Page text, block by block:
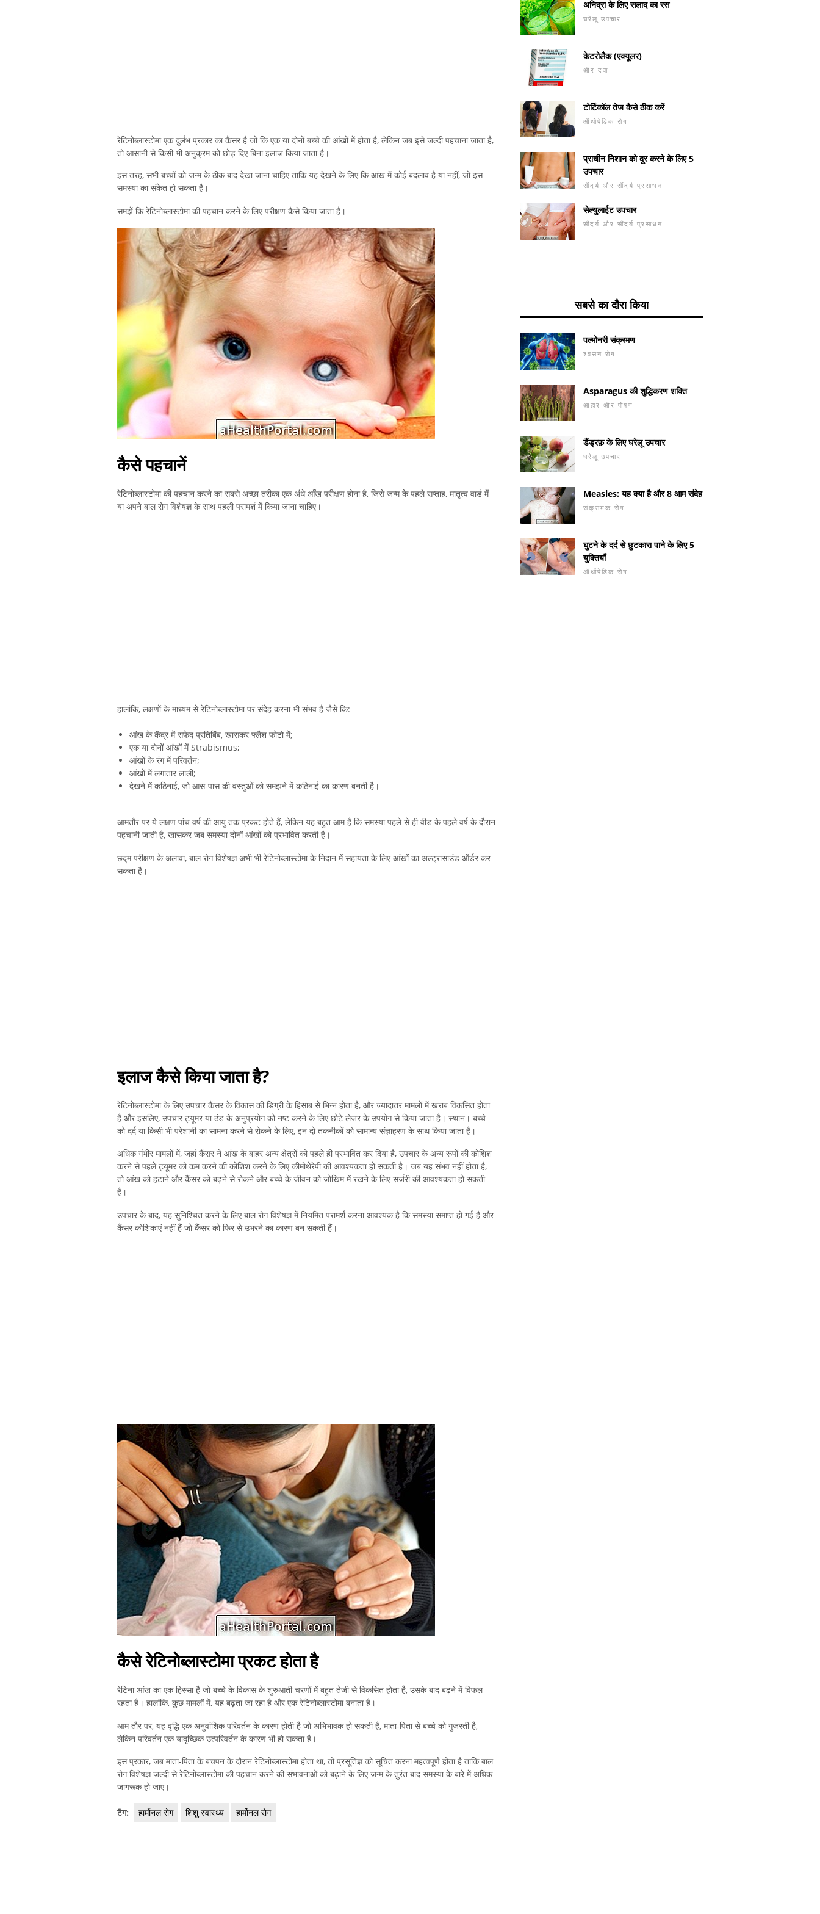
रेटिनोब्लास्टोमा एक दुर्लभ प्रकार का कैंसर है जो कि एक या दोनों बच्चे की आंखों में होता है, लेकिन जब इसे जल्दी पहचाना जाता है,
तो आसानी से किसी भी अनुक्रम को छोड़ दिए बिना इलाज किया जाता है।
इस तरह, सभी बच्चों को जन्म के ठीक बाद देखा जाना चाहिए ताकि यह देखने के लिए कि आंख में कोई बदलाव है या नहीं, जो इस
समस्या का संकेत हो सकता है।
समझें कि रेटिनोब्लास्टोमा की पहचान करने के लिए परीक्षण कैसे किया जाता है।
कैसे पहचानें
रेटिनोब्लास्टोमा की पहचान करने का सबसे अच्छा तरीका एक अंधे आँख परीक्षण होना है, जिसे जन्म के पहले सप्ताह, मातृत्व वार्ड में
या अपने बाल रोग विशेषज्ञ के साथ पहली परामर्श में किया जाना चाहिए।
हालांकि, लक्षणों के माध्यम से रेटिनोब्लास्टोमा पर संदेह करना भी संभव है जैसे कि:
आंख के केंद्र में सफेद प्रतिबिंब, खासकर फ्लैश फोटो में;
एक या दोनों आंखों में Strabismus;
आंखों के रंग में परिवर्तन;
आंखों में लगातार लाली;
देखने में कठिनाई, जो आस-पास की वस्तुओं को समझने में कठिनाई का कारण बनती है।
आमतौर पर ये लक्षण पांच वर्ष की आयु तक प्रकट होते हैं, लेकिन यह बहुत आम है कि समस्या पहले से ही वीड के पहले वर्ष के दौरान
पहचानी जाती है, खासकर जब समस्या दोनों आंखों को प्रभावित करती है।
छद्म परीक्षण के अलावा, बाल रोग विशेषज्ञ अभी भी रेटिनोब्लास्टोमा के निदान में सहायता के लिए आंखों का अल्ट्रासाउंड ऑर्डर कर
सकता है।
इलाज कैसे किया जाता है?
रेटिनोब्लास्टोमा के लिए उपचार कैंसर के विकास की डिग्री के हिसाब से भिन्न होता है, और ज्यादातर मामलों में खराब विकसित होता
है और इसलिए, उपचार ट्यूमर या ठंड के अनुप्रयोग को नष्ट करने के लिए छोटे लेजर के उपयोग से किया जाता है। स्थान। बच्चे
को दर्द या किसी भी परेशानी का सामना करने से रोकने के लिए, इन दो तकनीकों को सामान्य संज्ञाहरण के साथ किया जाता है।
अधिक गंभीर मामलों में, जहां कैंसर ने आंख के बाहर अन्य क्षेत्रों को पहले ही प्रभावित कर दिया है, उपचार के अन्य रूपों की कोशिश
करने से पहले ट्यूमर को कम करने की कोशिश करने के लिए कीमोथेरेपी की आवश्यकता हो सकती है। जब यह संभव नहीं होता है,
तो आंख को हटाने और कैंसर को बढ़ने से रोकने और बच्चे के जीवन को जोखिम में रखने के लिए सर्जरी की आवश्यकता हो सकती
है।
उपचार के बाद, यह सुनिश्चित करने के लिए बाल रोग विशेषज्ञ में नियमित परामर्श करना आवश्यक है कि समस्या समाप्त हो गई है और
कैंसर कोशिकाएं नहीं हैं जो कैंसर को फिर से उभरने का कारण बन सकती हैं।
कैसे रेटिनोब्लास्टोमा प्रकट होता है
रेटिना आंख का एक हिस्सा है जो बच्चे के विकास के शुरुआती चरणों में बहुत तेजी से विकसित होता है, उसके बाद बढ़ने में विफल
रहता है। हालांकि, कुछ मामलों में, यह बढ़ता जा रहा है और एक रेटिनोब्लास्टोमा बनाता है।
आम तौर पर, यह वृद्धि एक अनुवांशिक परिवर्तन के कारण होती है जो अभिभावक हो सकती है, माता-पिता से बच्चे को गुजरती है,
लेकिन परिवर्तन एक यादृच्छिक उत्परिवर्तन के कारण भी हो सकता है।
इस प्रकार, जब माता-पिता के बचपन के दौरान रेटिनोब्लास्टोमा होता था, तो प्रसूतिज्ञ को सूचित करना महत्वपूर्ण होता है ताकि बाल
रोग विशेषज्ञ जल्दी से रेटिनोब्लास्टोमा की पहचान करने की संभावनाओं को बढ़ाने के लिए जन्म के तुरंत बाद समस्या के बारे में अधिक
जागरूक हो जाए।
टैग: हार्मोनल रोग शिशु स्वास्थ्य हार्मोनल रोग
अनिद्रा के लिए सलाद का रस
घरेलू उपचार
केटरोलैक (एक्यूलर)
और दवा
टोर्टिकॉल तेज कैसे ठीक करें
ऑर्थोपेडिक रोग
प्राचीन निशान को दूर करने के लिए 5
उपचार
सौंदर्य और सौंदर्य प्रसाधन
सेल्युलाईट उपचार
सौंदर्य और सौंदर्य प्रसाधन
सबसे का दौरा किया
पल्मोनरी संक्रमण
श्वसन रोग
Asparagus की शुद्धिकरण शक्ति
आहार और पोषण
डैंड्रफ़ के लिए घरेलू उपचार
घरेलू उपचार
Measles: यह क्या है और 8 आम संदेह
संक्रामक रोग
घुटने के दर्द से छुटकारा पाने के लिए 5
युक्तियाँ
ऑर्थोपेडिक रोग